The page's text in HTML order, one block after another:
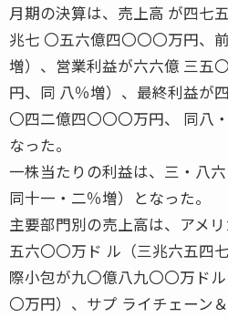
月期の決算は、売上高 が四七
兆七 〇五六億四〇〇〇万円、
増）、営業利益が六六億 三五
円、同 八％増）、最終利益が
〇四二億四〇〇〇万円、 同八
なった。
一株当たりの利益は、三・八六
同十一・二％増）となった。
主要部門別の売上高は、アメ
五六〇〇万ド ル（三兆六五四
際小包が九〇億八九〇〇万ド
〇万円）、サプ ライチェーン